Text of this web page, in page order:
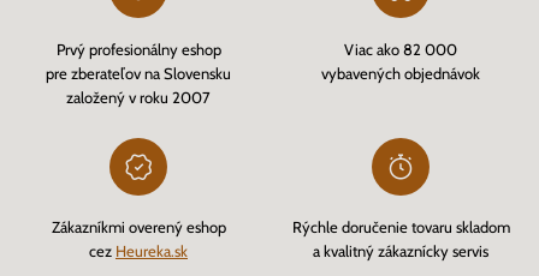
Prvý profesionálny eshop
pre zberateľov na Slovensku
založený v roku 2007
Viac ako 82 000
vybavených objednávok
Zákazníkmi overený eshop
cez Heureka.sk
Rýchle doručenie tovaru skladom
a kvalitný zákaznícky servis